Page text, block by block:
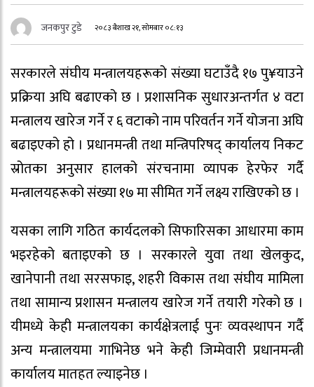
जनकपुर टुडे २०८३ बैशाख २१, सोमबार ०८:१३
सरकारले संघीय मन्त्रालयहरूको संख्या घटाउँदै १७ पु¥याउने
प्रक्रिया अघि बढाएको छ । प्रशासनिक सुधारअन्तर्गत ४ वटा
मन्त्रालय खारेज गर्ने र ६ वटाको नाम परिवर्तन गर्ने योजना अघि
बढाइएको हो । प्रधानमन्त्री तथा मन्त्रिपरिषद् कार्यालय निकट
स्रोतका अनुसार हालको संरचनामा व्यापक हेरफेर गर्दै
मन्त्रालयहरूको संख्या १७ मा सीमित गर्ने लक्ष्य राखिएको छ ।
यसका लागि गठित कार्यदलको सिफारिसका आधारमा काम
भइरहेको बताइएको छ । सरकारले युवा तथा खेलकुद,
खानेपानी तथा सरसफाइ, शहरी विकास तथा संघीय मामिला
तथा सामान्य प्रशासन मन्त्रालय खारेज गर्ने तयारी गरेको छ ।
यीमध्ये केही मन्त्रालयका कार्यक्षेत्रलाई पुनः व्यवस्थापन गर्दै
अन्य मन्त्रालयमा गाभिनेछ भने केही जिम्मेवारी प्रधानमन्त्री
कार्यालय मातहत ल्याइनेछ ।